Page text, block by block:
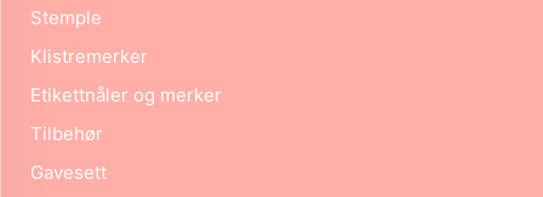
Stemple
Klistremerker
Etikettnåler og merker
Tilbehør
Gavesett